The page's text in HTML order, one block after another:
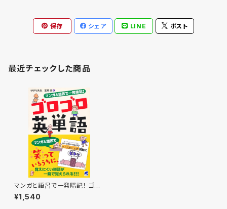
保存 シェア LINE ポスト
最近チェックした商品
マンガと語呂で一発暗記！ ゴロ
ゴロ英単語
¥1,540